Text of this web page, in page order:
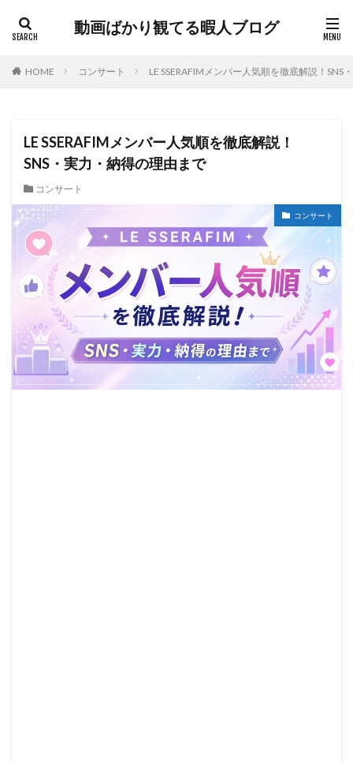
動画ばかり観てる暇人ブログ
HOME コンサート LE SSERAFIMメンバー人気順を徹底解説！SNS
LE SSERAFIMメンバー人気順を徹底解説！
SNS・実力・納得の理由まで
コンサート
コンサート